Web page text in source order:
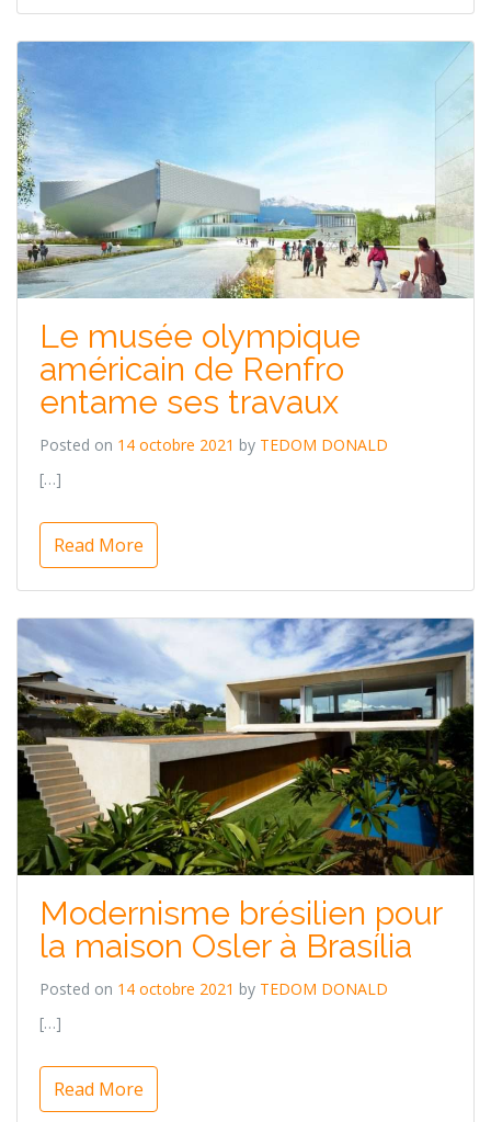
Le musée olympique
américain de Renfro
entame ses travaux
Posted on 14 octobre 2021 by TEDOM DONALD
[…]
Read More
Modernisme brésilien pour
la maison Osler à Brasília
Posted on 14 octobre 2021 by TEDOM DONALD
[…]
Read More